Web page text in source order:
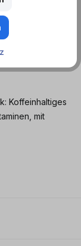
Er hinterlässt
auf mehr! Den
bis zum Ende
Koffeinhaltiges
mit